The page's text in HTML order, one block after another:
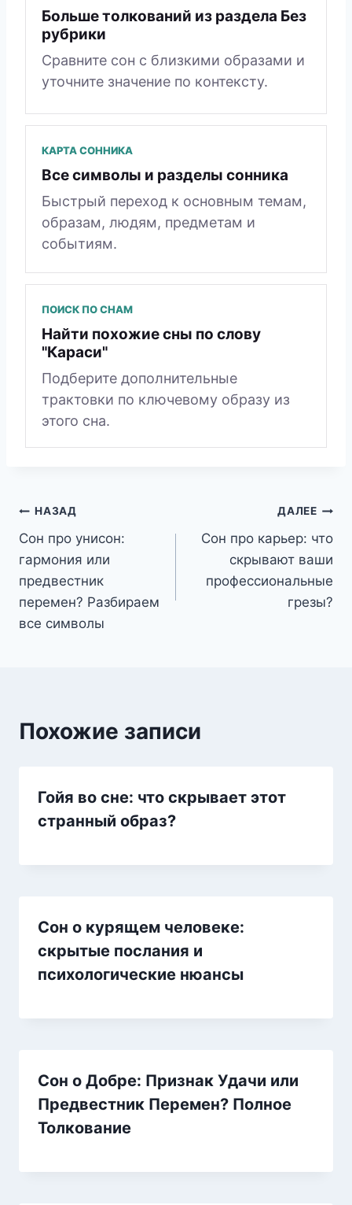
Больше толкований из раздела Без
рубрики
Сравните сон с близкими образами и
уточните значение по контексту.
КАРТА СОННИКА
Все символы и разделы сонника
Быстрый переход к основным темам,
образам, людям, предметам и
событиям.
ПОИСК ПО СНАМ
Найти похожие сны по слову
"Караси"
Подберите дополнительные
трактовки по ключевому образу из
этого сна.
Навигация
по
записям
НАЗАД
Сон про унисон:
гармония или
предвестник
перемен? Разбираем
все символы
ДАЛЕЕ
Сон про карьер: что
скрывают ваши
профессиональные
грезы?
Похожие записи
Гойя во сне: что скрывает этот
странный образ?
Сон о курящем человеке:
скрытые послания и
психологические нюансы
Сон о Добре: Признак Удачи или
Предвестник Перемен? Полное
Толкование